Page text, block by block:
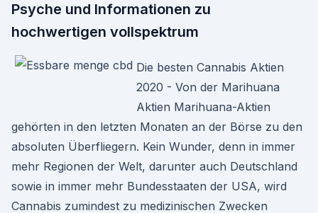
Psyche und Informationen zu
hochwertigen vollspektrum
Die besten Cannabis Aktien
2020 - Von der Marihuana
Aktien Marihuana-Aktien
gehörten in den letzten Monaten an der Börse zu den
absoluten Überfliegern. Kein Wunder, denn in immer
mehr Regionen der Welt, darunter auch Deutschland
sowie in immer mehr Bundesstaaten der USA, wird
Cannabis zumindest zu medizinischen Zwecken